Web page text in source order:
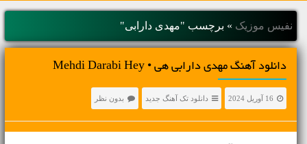
نفیس موزیک » برچسب "مهدی دارابی"
دانلود آهنگ مهدی دارابی هی • Mehdi Darabi Hey
16 آوریل 2024 دانلود تک آهنگ جدید بدون نظر